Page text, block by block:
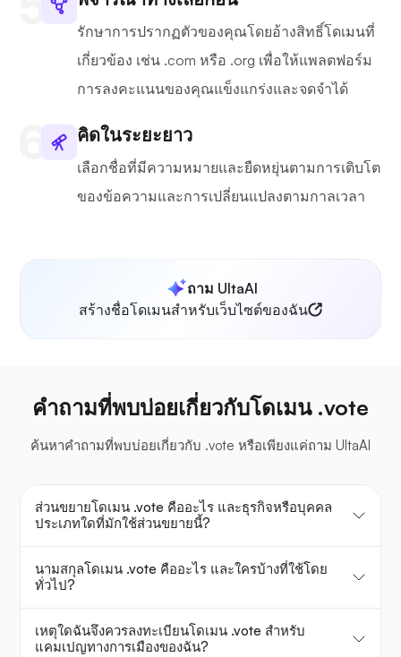
รักษาการปรากฏตัวของคุณโดยอ้างสิทธิ์โดเมนที่
เกี่ยวข้อง เช่น .com หรือ .org เพื่อให้แพลตฟอร์ม
การลงคะแนนของคุณแข็งแกร่งและจดจำได้
คิดในระยะยาว
เลือกชื่อที่มีความหมายและยืดหยุ่นตามการเติบโต
ของข้อความและการเปลี่ยนแปลงตามกาลเวลา
ถาม UltaAI
สร้างชื่อโดเมนสำหรับเว็บไซต์ของฉัน
คำถามที่พบบ่อยเกี่ยวกับโดเมน .vote
ค้นหาคำถามที่พบบ่อยเกี่ยวกับ .vote หรือเพียงแค่ถาม UltaAI
ส่วนขยายโดเมน .vote คืออะไร และธุรกิจหรือบุคคล
ประเภทใดที่มักใช้ส่วนขยายนี้?
นามสกุลโดเมน .vote คืออะไร และใครบ้างที่ใช้โดย
ทั่วไป?
เหตุใดฉันจึงควรลงทะเบียนโดเมน .vote สำหรับ
แคมเปญทางการเมืองของฉัน?